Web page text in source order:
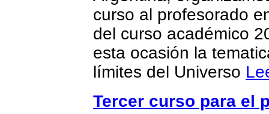
curso al profesorado
del curso académico
esta ocasión la
límites del Universo
Tercer curso para el